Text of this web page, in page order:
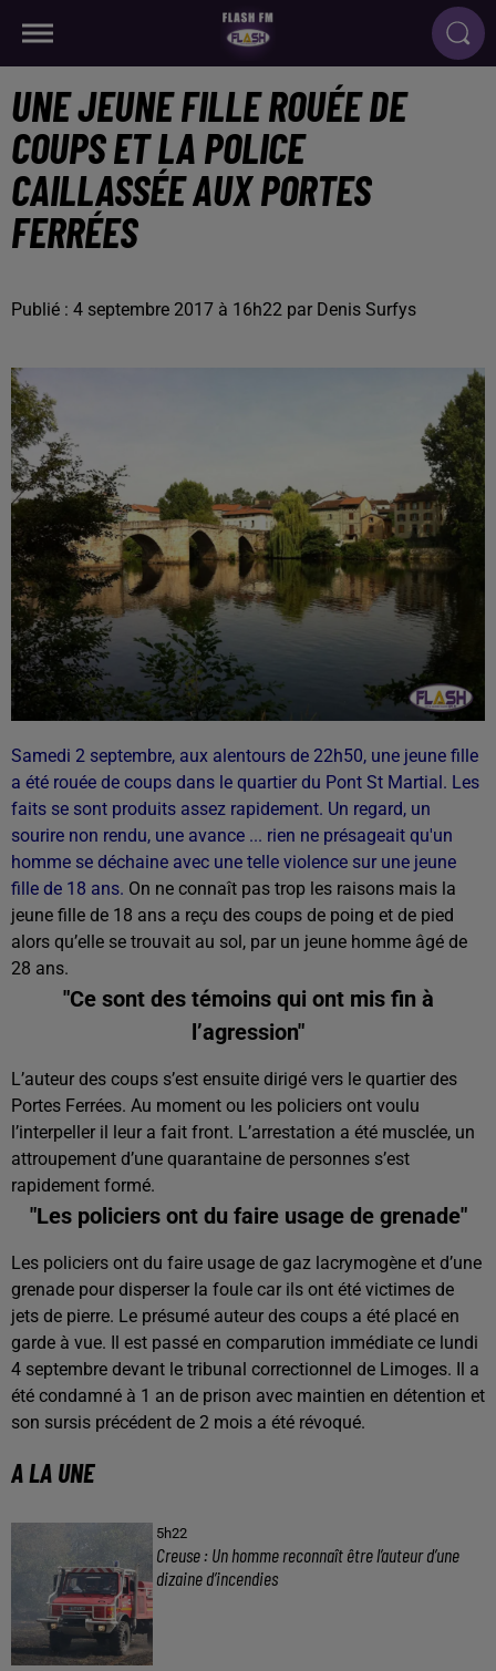
UNE JEUNE FILLE ROUÉE DE
COUPS ET LA POLICE
CAILLASSÉE AUX PORTES
FERRÉES
Publié : 4 septembre 2017 à 16h22 par Denis Surfys
Samedi 2 septembre, aux alentours de 22h50, une jeune fille
a été rouée de coups dans le quartier du Pont St Martial. Les
faits se sont produits assez rapidement. Un regard, un
sourire non rendu, une avance ... rien ne présageait qu'un
homme se déchaine avec une telle violence sur une jeune
fille de 18 ans. On ne connaît pas trop les raisons mais la
jeune fille de 18 ans a reçu des coups de poing et de pied
alors qu’elle se trouvait au sol, par un jeune homme âgé de
28 ans.
"Ce sont des témoins qui ont mis fin à
l’agression"
L’auteur des coups s’est ensuite dirigé vers le quartier des
Portes Ferrées. Au moment ou les policiers ont voulu
l’interpeller il leur a fait front. L’arrestation a été musclée, un
attroupement d’une quarantaine de personnes s’est
rapidement formé.
"Les policiers ont du faire usage de grenade"
Les policiers ont du faire usage de gaz lacrymogène et d’une
grenade pour disperser la foule car ils ont été victimes de
jets de pierre. Le présumé auteur des coups a été placé en
garde à vue. Il est passé en comparution immédiate ce lundi
4 septembre devant le tribunal correctionnel de Limoges. Il a
été condamné à 1 an de prison avec maintien en détention et
son sursis précédent de 2 mois a été révoqué.
A LA UNE
5h22
Creuse : Un homme reconnaît être l’auteur d’une
dizaine d’incendies